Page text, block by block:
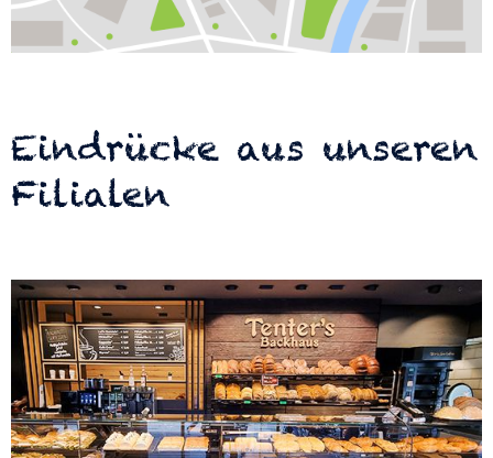
Eindrücke aus unseren
Filialen